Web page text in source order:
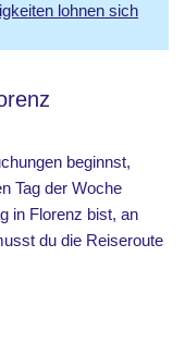
lohnen sich
beginnst,
Tag der Woche
in Florenz bist, an
du die Reiseroute